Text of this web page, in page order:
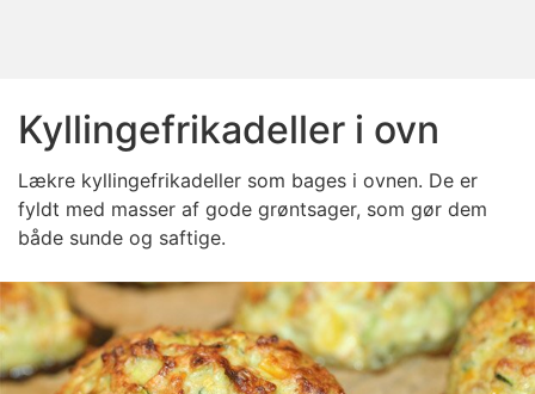
Kyllingefrikadeller i ovn
Lækre kyllingefrikadeller som bages i ovnen. De er
fyldt med masser af gode grøntsager, som gør dem
både sunde og saftige.